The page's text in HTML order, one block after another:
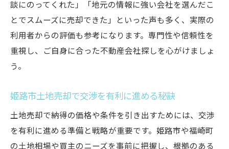
談にのってくれた」「地元の情報に強い会社を選んだこ
とでスムーズに売却できた」といった声も多く、実際の
利用者からの評価も参考になります。専門性や信頼性を
重視し、ご自身に合った不動産会社探しを心がけましょ
う。
姫路市土地売却で交渉を有利に進める秘訣
土地売却で納得の価格や条件を引き出すためには、交渉
を有利に進める準備と戦略が重要です。姫路市や福崎町
の土地相場や買主のニーズを事前に把握し、根拠のある